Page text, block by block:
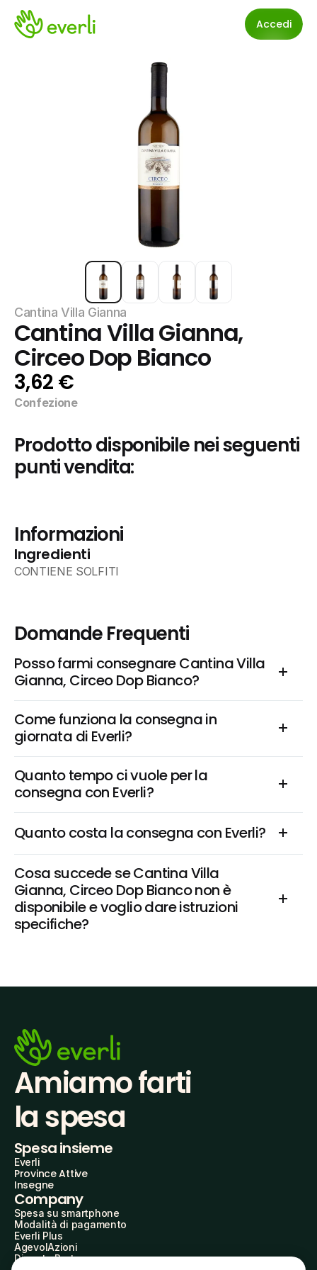
Accedi
Cantina Villa Gianna
Cantina Villa Gianna,
Circeo Dop Bianco
3,62 €
Confezione
Prodotto disponibile nei seguenti
punti vendita:
Informazioni
Ingredienti
CONTIENE SOLFITI
Domande Frequenti
Posso farmi consegnare Cantina Villa
Gianna, Circeo Dop Bianco?
Come funziona la consegna in
giornata di Everli?
Quanto tempo ci vuole per la
consegna con Everli?
Quanto costa la consegna con Everli?
Cosa succede se Cantina Villa
Gianna, Circeo Dop Bianco non è
disponibile e voglio dare istruzioni
specifiche?
Amiamo farti
la spesa
Spesa insieme
Everli
Province Attive
Insegne
Company
Spesa su smartphone
Modalità di pagamento
Everli Plus
AgevolAzioni
Diventa Partner